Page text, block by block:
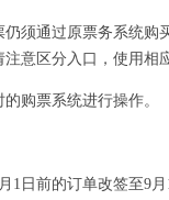
通过原票务系统购
意区分入口，使用相
购票系统进行操作。
前的订单改签至9月